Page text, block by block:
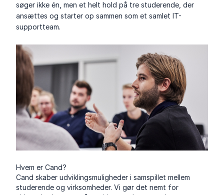
søger ikke én, men et helt hold på tre studerende, der
ansættes og starter op sammen som et samlet IT-
supportteam.
Hvem er Cand?
Cand skaber udviklingsmuligheder i samspillet mellem
studerende og virksomheder. Vi gør det nemt for